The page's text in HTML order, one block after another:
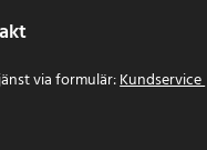
via formulär:Kundservice